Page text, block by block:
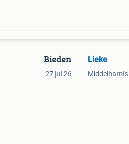
Bieden
27 jul 26
Lieke
Middelharnis